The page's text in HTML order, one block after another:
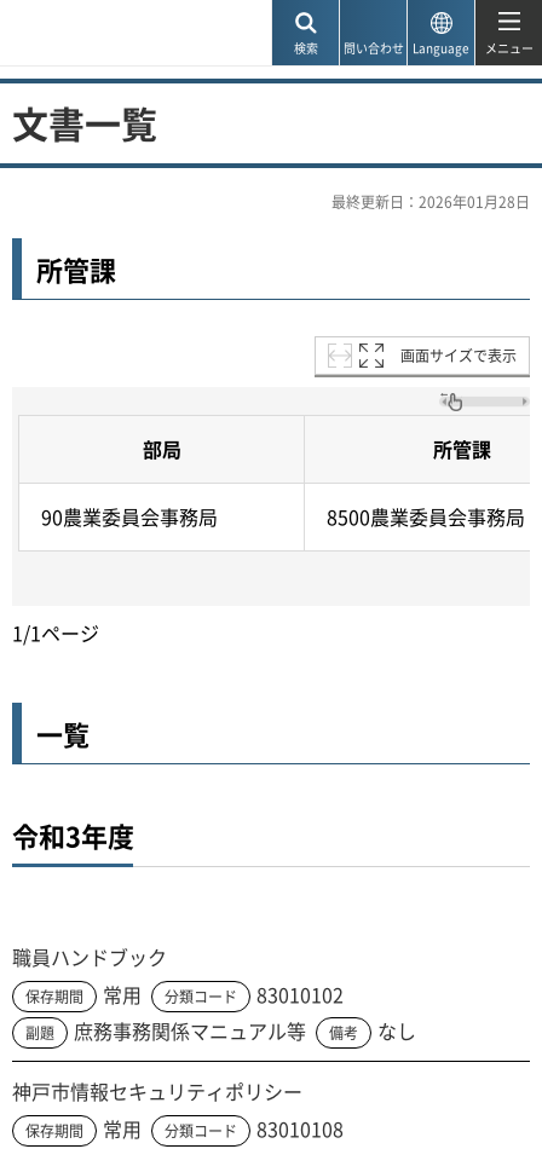
検索 問い合わせ Language メニュー
文書一覧
最終更新日：2026年01月28日
所管課
画面サイズで表示
部局 所管課
90農業委員会事務局 8500農業委員会事務局
1/1ページ
一覧
令和3年度
職員ハンドブック
保存期間 常用 分類コード 83010102
副題 庶務事務関係マニュアル等 備考 なし
神戸市情報セキュリティポリシー
保存期間 常用 分類コード 83010108